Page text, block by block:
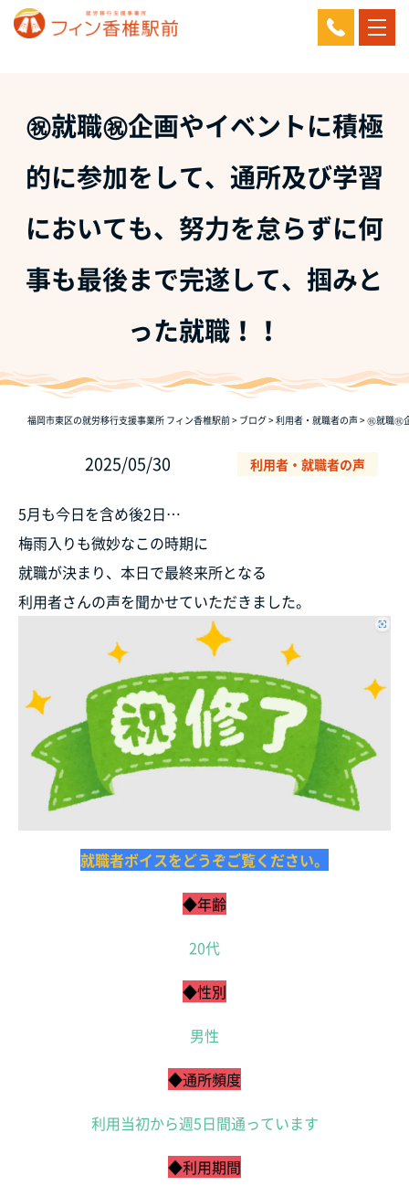
㊗️就職㊗️企画やイベントに積極
的に参加をして、通所及び学習
においても、努力を怠らずに何
事も最後まで完遂して、掴みと
った就職！！
福岡市東区の就労移行支援事業所 フィン香椎駅前> ブログ> 利用者・就職者の声> ㊗️就職㊗️
2025/05/30 利用者・就職者の声
5月も今日を含め後2日…
梅雨入りも微妙なこの時期に
就職が決まり、本日で最終来所となる
利用者さんの声を聞かせていただきました。
就職者ボイスをどうぞご覧ください。
◆年齢
20代
◆性別
男性
◆通所頻度
利用当初から週5日間通っています
◆利用期間